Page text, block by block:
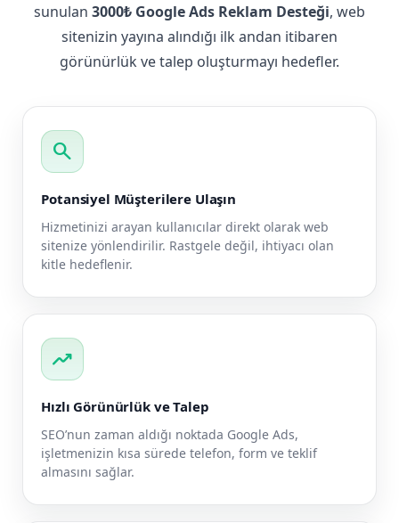
sunulan 3000₺ Google Ads Reklam Desteği, web
sitenizin yayına alındığı ilk andan itibaren
görünürlük ve talep oluşturmayı hedefler.
search
Potansiyel Müşterilere Ulaşın
Hizmetinizi arayan kullanıcılar direkt olarak web
sitenize yönlendirilir. Rastgele değil, ihtiyacı olan
kitle hedeflenir.
trending_up
Hızlı Görünürlük ve Talep
SEO’nun zaman aldığı noktada Google Ads,
işletmenizin kısa sürede telefon, form ve teklif
almasını sağlar.